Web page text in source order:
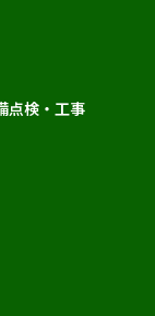
点検・工事